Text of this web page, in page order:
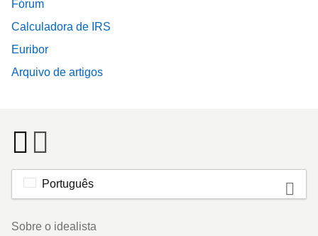
Fórum
Calculadora de IRS
Euribor
Arquivo de artigos
Português
Footer
Sobre o idealista